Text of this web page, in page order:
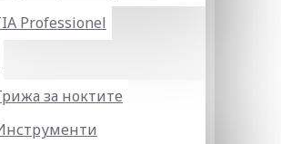
Professionel
за ноктите